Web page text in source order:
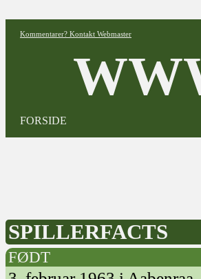
Kommentarer? Kontakt Webmaster
FORSIDE
SPILLERFACTS
FØDT